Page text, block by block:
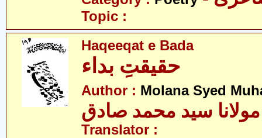
Topic :
Haqeeqat e Bada
حقیقتِ بداء
Author : Molana Syed
مولانا سید محمد صادق
Translator :